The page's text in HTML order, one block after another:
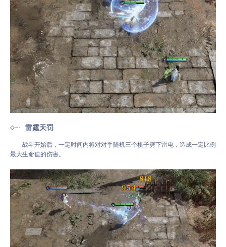
雷霆天罚
战斗开始后，一定时间内将对对手随机三个棋子劈下雷电，造成一定比例
最大生命值的伤害。